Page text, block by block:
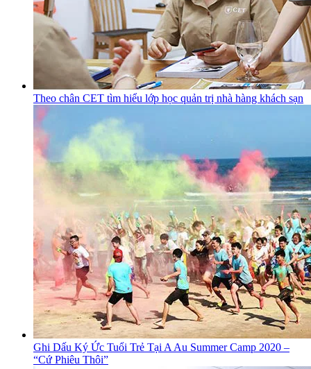
Theo chân CET tìm hiểu lớp học quản trị nhà hàng khách sạn
Ghi Dấu Ký Ức Tuổi Trẻ Tại A Au Summer Camp 2020 –
“Cứ Phiêu Thôi”